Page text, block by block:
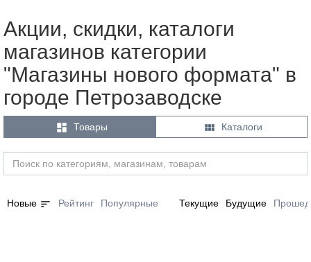
Акции, скидки, каталоги
магазинов категории
"Магазины нового формата" в
городе Петрозаводске
 Товары  Каталоги
Новые sort Рейтинг Популярные Текущие Будущие